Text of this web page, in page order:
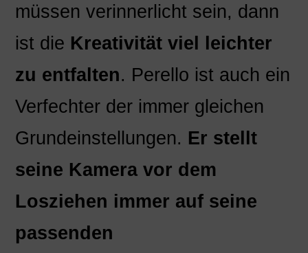
müssen verinnerlicht sein, dann
ist die Kreativität viel leichter
zu entfalten. Perello ist auch ein
Verfechter der immer gleichen
Grundeinstellungen. Er stellt
seine Kamera vor dem
Losziehen immer auf seine
passenden